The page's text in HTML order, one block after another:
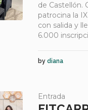
de Castellón.
patrocina la
con salida y
6.000
by diana
Entrada